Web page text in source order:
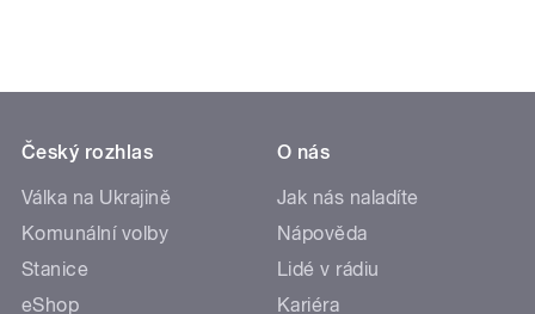
Český rozhlas
Válka na Ukrajině
Komunální volby
Stanice
eShop
O nás
Jak nás naladíte
Nápověda
Lidé v rádiu
Kariéra